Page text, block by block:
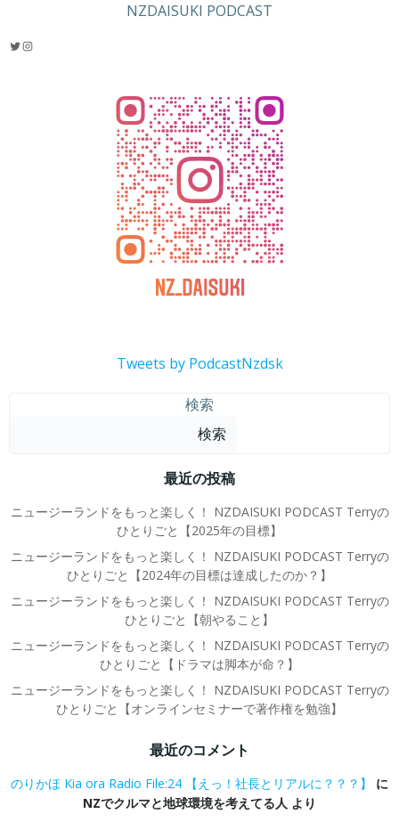
NZDAISUKI PODCAST
Twitter Instagram
Tweets by PodcastNzdsk
検索
検索
最近の投稿
ニュージーランドをもっと楽しく！ NZDAISUKI PODCAST Terryの
ひとりごと【2025年の目標】
ニュージーランドをもっと楽しく！ NZDAISUKI PODCAST Terryの
ひとりごと【2024年の目標は達成したのか？】
ニュージーランドをもっと楽しく！ NZDAISUKI PODCAST Terryの
ひとりごと【朝やること】
ニュージーランドをもっと楽しく！ NZDAISUKI PODCAST Terryの
ひとりごと【ドラマは脚本が命？】
ニュージーランドをもっと楽しく！ NZDAISUKI PODCAST Terryの
ひとりごと【オンラインセミナーで著作権を勉強】
最近のコメント
のりかほ Kia ora Radio File:24 【えっ！社長とリアルに？？？】
に
NZでクルマと地球環境を考えてる人 より